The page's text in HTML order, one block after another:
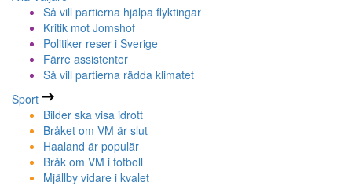
Så vill partierna hjälpa flyktingar
Kritik mot Jomshof
Politiker reser i Sverige
Färre assistenter
Så vill partierna rädda klimatet
Sport
Bilder ska visa idrott
Bråket om VM är slut
Haaland är populär
Bråk om VM i fotboll
Mjällby vidare i kvalet